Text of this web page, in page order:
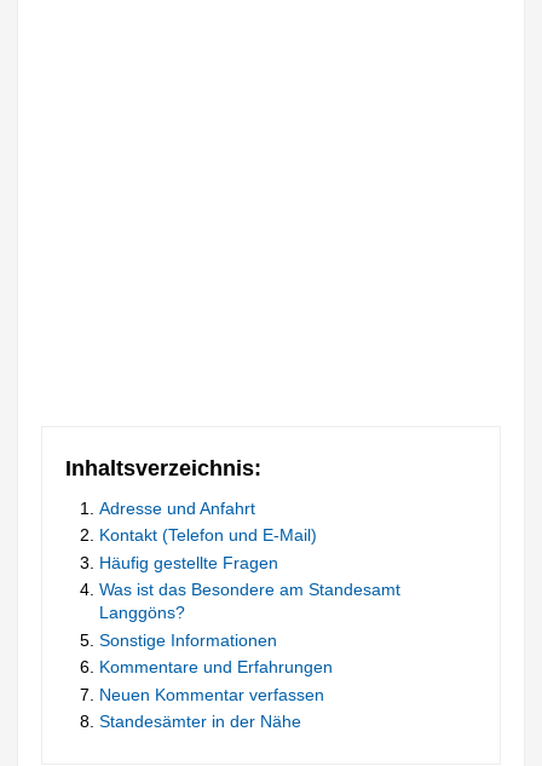
Inhaltsverzeichnis:
Adresse und Anfahrt
Kontakt (Telefon und E-Mail)
Häufig gestellte Fragen
Was ist das Besondere am Standesamt
Langgöns?
Sonstige Informationen
Kommentare und Erfahrungen
Neuen Kommentar verfassen
Standesämter in der Nähe